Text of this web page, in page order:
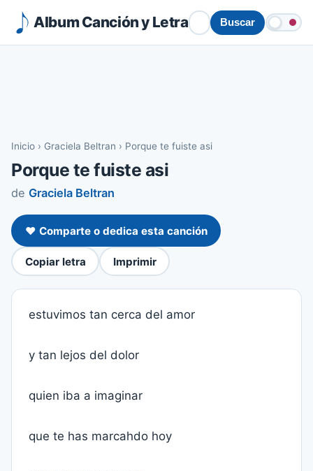
Album Canción y Letra Buscar
Inicio › Graciela Beltran › Porque te fuiste asi
Porque te fuiste asi
de Graciela Beltran
❤️ Comparte o dedica esta canción
Copiar letra Imprimir
estuvimos tan cerca del amor
y tan lejos del dolor
quien iba a imaginar
que te has marcahdo hoy